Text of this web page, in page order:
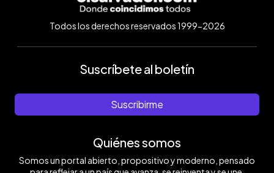
Todos los derechos reservados 1999-2026
Suscríbete al boletín
Suscribirme
Quiénes somos
Somos un portal abierto, propositivo y moderno, pensado